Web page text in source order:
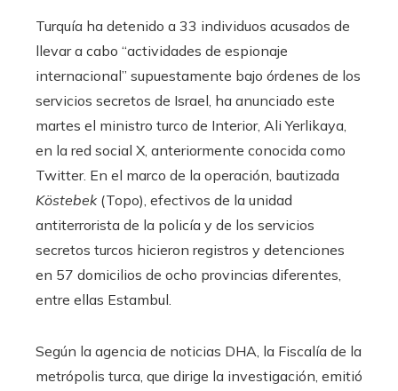
Turquía ha detenido a 33 individuos acusados de
llevar a cabo “actividades de espionaje
internacional” supuestamente bajo órdenes de los
servicios secretos de Israel, ha anunciado este
martes el ministro turco de Interior, Ali Yerlikaya,
en la red social X, anteriormente conocida como
Twitter. En el marco de la operación, bautizada
Köstebek(Topo), efectivos de la unidad
antiterrorista de la policía y de los servicios
secretos turcos hicieron registros y detenciones
en 57 domicilios de ocho provincias diferentes,
entre ellas Estambul.
Según la agencia de noticias DHA, la Fiscalía de la
metrópolis turca, que dirige la investigación, emitió